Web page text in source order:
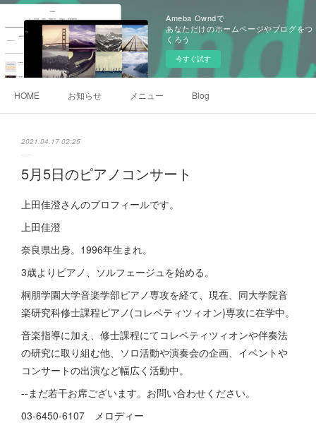
Ameba Owndで
あなただけのホームページやブログをつ
くろう
今すぐ試す
HOME お知らせ メニュー Blog
2021.04.17 02:25
5月5日のピアノコンサート
上田佳澄さんのプロフィールです。
上田佳澄
奈良県出身。1996年生まれ。
3歳よりピアノ、ソルフェージュを始める。
桐朋学園大学音楽学部ピアノ専攻を経て、現在、同大学院音
楽研究科修士課程ピアノ(コレペティツィオン)専攻に在学中。
音楽指導に加え、修士課程にてコレペティツィオンや伴奏法
の研究に取り組む他、ソロ活動や演奏会の企画、イベントや
コンサートの出演など幅広く活動中。
--まだ若干お席ございます。お問い合わせください。
03-6450-6107 メロディー